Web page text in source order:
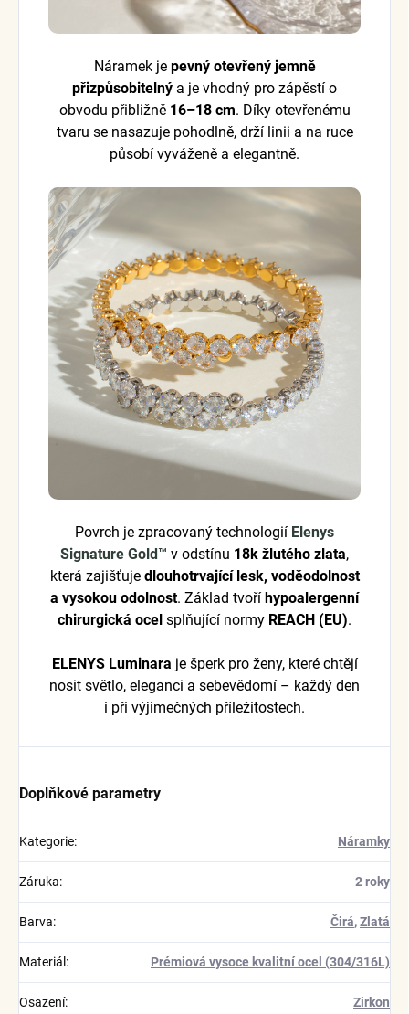
Náramek je pevný otevřený jemně
přizpůsobitelný a je vhodný pro zápěstí o
obvodu přibližně 16–18 cm. Díky otevřenému
tvaru se nasazuje pohodlně, drží linii a na ruce
působí vyváženě a elegantně.
Povrch je zpracovaný technologií Elenys
Signature Gold™ v odstínu 18k žlutého zlata,
která zajišťuje dlouhotrvající lesk, voděodolnost
a vysokou odolnost. Základ tvoří hypoalergenní
chirurgická ocel splňující normy REACH (EU).
ELENYS Luminara je šperk pro ženy, které chtějí
nosit světlo, eleganci a sebevědomí – každý den
i při výjimečných příležitostech.
Doplňkové parametry
Kategorie: Náramky
Záruka: 2 roky
Barva: Čirá,Zlatá
Materiál : Prémiová vysoce kvalitní ocel (304/316L)
Osazení: Zirkon